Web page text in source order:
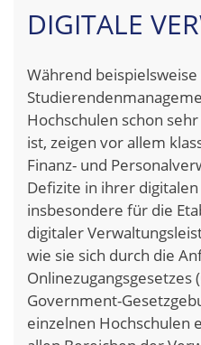
DIGITALE
Während beispielsweise
Hochschulen schon
ist, zeigen vor allem
Finanz- und
Defizite in ihrer
insbesondere für die
digitaler
wie sie sich durch die
Onlinezugangsgesetzes
Government-
einzelnen Hochschulen